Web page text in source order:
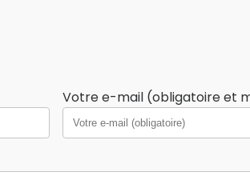
Votre e-mail (obligatoire et